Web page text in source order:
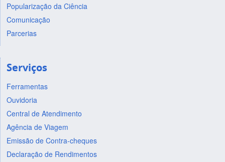
Popularização da Ciência
Comunicação
Parcerias
Serviços
Ferramentas
Ouvidoria
Central de Atendimento
Agência de Viagem
Emissão de Contra-cheques
Declaração de Rendimentos